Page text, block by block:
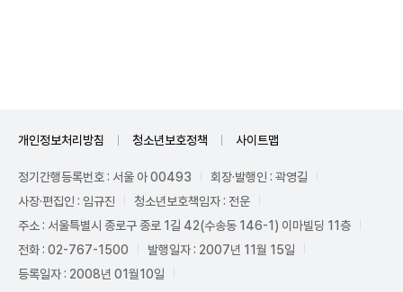
개인정보처리방침 청소년보호정책 사이트맵
정기간행등록번호 : 서울 아 00493
회장·발행인 : 곽영길
사장·편집인 : 임규진
청소년보호책임자 : 전운
주소 : 서울특별시 종로구 종로 1길 42(수송동 146-1) 이마빌딩 11층
전화 : 02-767-1500
발행일자 : 2007년 11월 15일
등록일자 : 2008년 01월10일